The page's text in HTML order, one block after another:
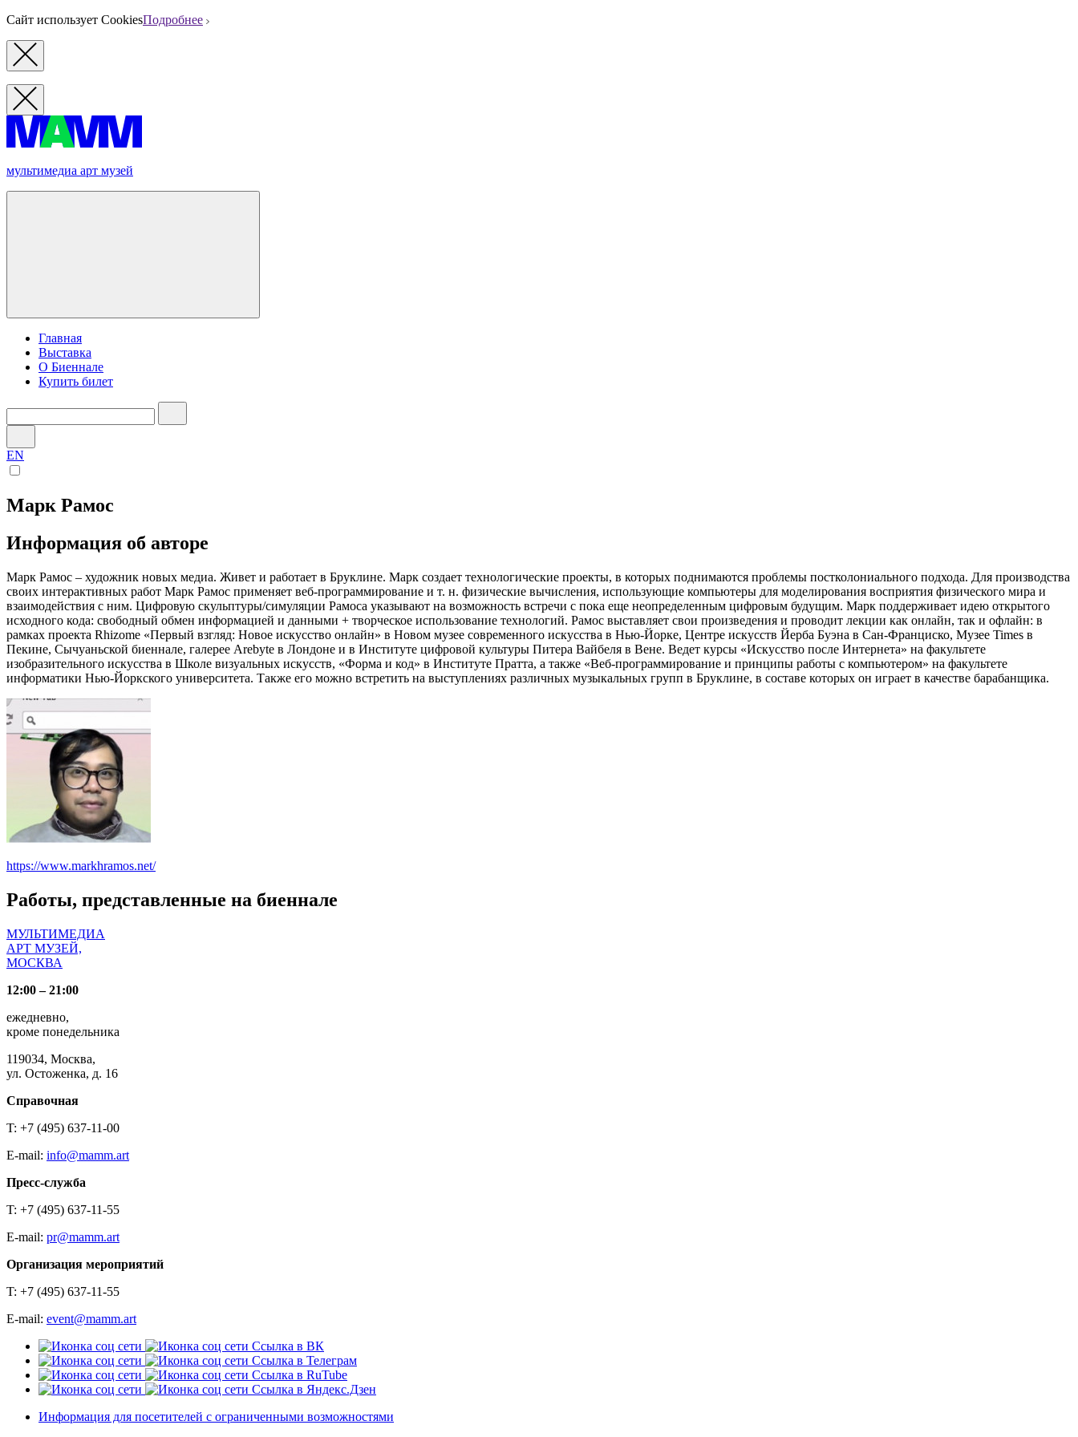
Сайт использует CookiesПодробнее
мультимедиа арт музей
Главная
Выставка
О Биеннале
Купить билет
EN
Марк Рамос
Информация об авторе
Марк Рамос – художник новых медиа. Живет и работает в Бруклине. Марк создает технологические проекты, в которых поднимаются проблемы постколониального подхода. Для производства
своих интерактивных работ Марк Рамос применяет веб-программирование и т. н. физические вычисления, использующие компьютеры для моделирования восприятия физического мира и
взаимодействия с ним. Цифровую скульптуры/симуляции Рамоса указывают на возможность встречи с пока еще неопределенным цифровым будущим. Марк поддерживает идею открытого
исходного кода: свободный обмен информацией и данными + творческое использование технологий. Рамос выставляет свои произведения и проводит лекции как онлайн, так и офлайн: в
рамках проекта Rhizome «Первый взгляд: Новое искусство онлайн» в Новом музее современного искусства в Нью-Йорке, Центре искусств Йерба Буэна в Сан-Франциско, Музее Times в
Пекине, Сычуаньской биеннале, галерее Arebyte в Лондоне и в Институте цифровой культуры Питера Вайбеля в Вене. Ведет курсы «Искусство после Интернета» на факультете
изобразительного искусства в Школе визуальных искусств, «Форма и код» в Институте Пратта, а также «Веб-программирование и принципы работы с компьютером» на факультете
информатики Нью-Йоркского университета. Также его можно встретить на выступлениях различных музыкальных групп в Бруклине, в составе которых он играет в качестве барабанщика.
https://www.markhramos.net/
Работы, представленные на биеннале
МУЛЬТИМЕДИА
АРТ МУЗЕЙ,
МОСКВА
12:00 – 21:00
ежедневно,
кроме понедельника
119034, Москва,
ул. Остоженка, д. 16
Справочная
T: +7 (495) 637-11-00
E-mail: info@mamm.art
Пресс-служба
T: +7 (495) 637-11-55
E-mail: pr@mamm.art
Организация мероприятий
T: +7 (495) 637-11-55
E-mail: event@mamm.art
Ссылка в ВК
Ссылка в Телеграм
Ссылка в RuTube
Ссылка в Яндекс.Дзен
Информация для посетителей с ограниченными возможностями